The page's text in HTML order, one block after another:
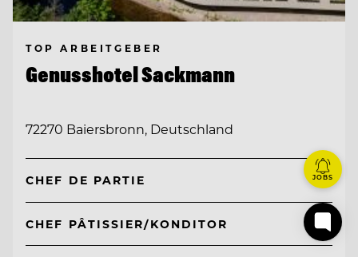
TOP ARBEITGEBER
Genusshotel Sackmann
72270 Baiersbronn, Deutschland
CHEF DE PARTIE
CHEF PÂTISSIER/KONDITOR
JOBS